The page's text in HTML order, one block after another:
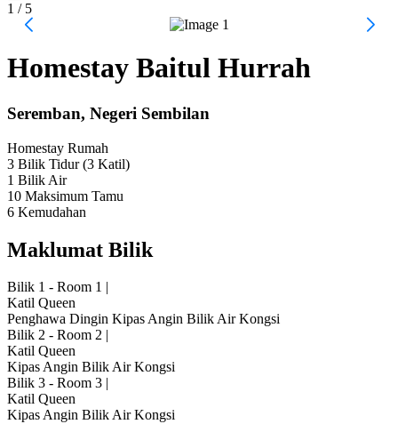
1 / 5
Homestay Baitul Hurrah
Seremban, Negeri Sembilan
Homestay Rumah
3 Bilik Tidur(3 Katil)
1 Bilik Air
10 Maksimum Tamu
6 Kemudahan
Maklumat Bilik
Bilik 1 - Room 1 |
Katil Queen
Penghawa Dingin Kipas Angin Bilik Air Kongsi
Bilik 2 - Room 2 |
Katil Queen
Kipas Angin Bilik Air Kongsi
Bilik 3 - Room 3 |
Katil Queen
Kipas Angin Bilik Air Kongsi